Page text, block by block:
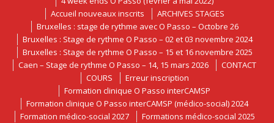
Accueil nouveaux inscrits
ARCHIVES STAGES
Bruxelles : stage de rythme avec O Passo – Octobre 26
Bruxelles : Stage de rythme O Passo – 02 et 03 novembre 2024
Bruxelles : Stage de rythme O Passo – 15 et 16 novembre 2025
Caen – Stage de rythme O Passo – 14, 15 mars 2026
CONTACT
COURS
Erreur inscription
Formation clinique O Passo interCAMSP
Formation clinique O Passo interCAMSP (médico-social) 2024
Formation médico-social 2027
Formations médico-social 2025